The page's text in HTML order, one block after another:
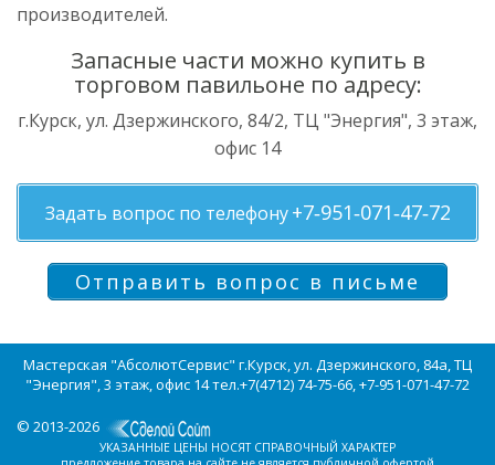
производителей.
Запасные части можно купить в
торговом павильоне по адресу:
г.Курск, ул. Дзержинского, 84/2, ТЦ "Энергия", 3 этаж,
офис 14
Задать вопрос по телефону +7‑951‑071‑47‑72
Отправить вопрос в письме
Мастерская "АбсолютСервис" г.Курск, ул. Дзержинского, 84а, ТЦ
"Энергия", 3 этаж, офис 14 тел.+7(4712) 74-75-66, +7-951-071-47-72
© 2013-2026
УКАЗАННЫЕ ЦЕНЫ НОСЯТ СПРАВОЧНЫЙ ХАРАКТЕР